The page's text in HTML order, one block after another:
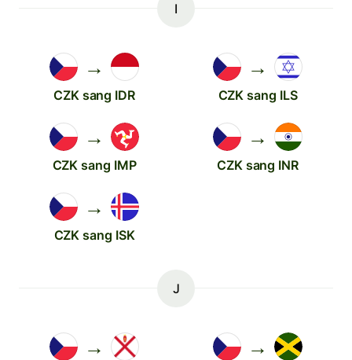
I
→
CZK sang IDR
→
CZK sang ILS
→
CZK sang IMP
→
CZK sang INR
→
CZK sang ISK
J
→ →